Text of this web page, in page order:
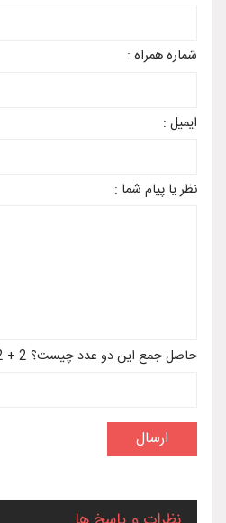
شماره همراه :
ایمیل :
نظر یا پیام شما :
حاصل جمع این دو عدد چیست؟ 2 + 12